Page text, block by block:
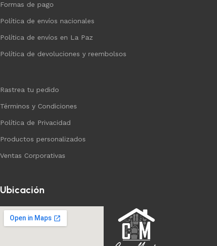
Formas de pago
Política de envíos nacionales
Política de envíos en La Paz
Política de devoluciones y reembolsos
Rastrea tu pedido
Términos y Condiciones
Política de Privacidad
Productos personalizados
Ventas Corporativas
Ubicación